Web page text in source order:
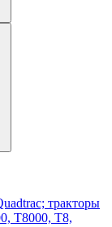
тракторы
T8000, T8,